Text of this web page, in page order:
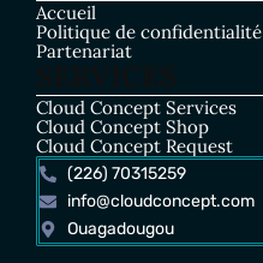
Accueil
Politique de confidentialité
Partenariat
Cloud Concept Services
Cloud Concept Shop
Cloud Concept Request
(226) 70315259
info@cloudconcept.com
Ouagadougou